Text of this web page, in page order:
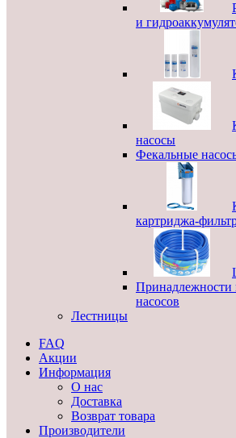
и
насосы
Фекальные
картриджа-
Принадлежности
насосов
Лестницы
FAQ
Акции
Информация
О нас
Доставка
Возврат товара
Производители